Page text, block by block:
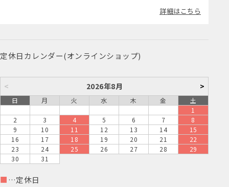
詳細はこちら
定休日カレンダー(オンラインショップ)
< 2026年8月 >
日 月 火 水 木 金
土
1
2
3 4 5 6 7
8
9
10 11 12 13 14
15
16
17 18 19 20 21
22
23
24 25 26 27 28
29
30
31
■ …定休日